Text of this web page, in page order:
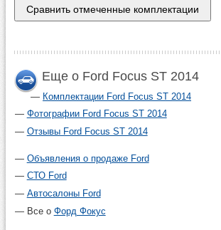
Еще о Ford Focus ST 2014
Комплектации Ford Focus ST 2014
Фотографии Ford Focus ST 2014
Отзывы Ford Focus ST 2014
Объявления о продаже Ford
СТО Ford
Автосалоны Ford
Все о Форд Фокус